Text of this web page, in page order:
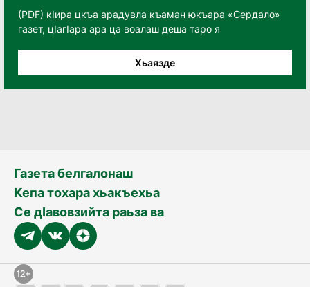
(PDF) кӀира цкъа арадувла къаман юкъара «Сердало»
газет, цӀагӀара ара ца воалаш деша таро я
Хьаязде
Газета белгалонаш
Кепа тохара хьакъехьа
Се дӀавовзийта раьза ва